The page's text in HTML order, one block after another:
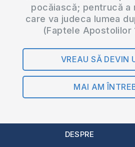
pocăiască; pentrucă a
care va judeca lumea
(Faptele Apostolilor
VREAU SĂ DEVIN
MAI AM
DESPRE